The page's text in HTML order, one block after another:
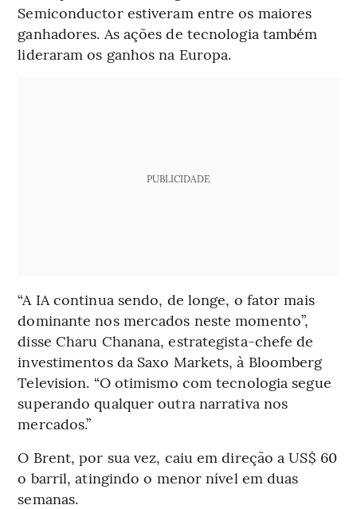
Semiconductor estiveram entre os maiores
ganhadores. As ações de tecnologia também
lideraram os ganhos na Europa.
PUBLICIDADE
“A IA continua sendo, de longe, o fator mais
dominante nos mercados neste momento”,
disse Charu Chanana, estrategista-chefe de
investimentos da Saxo Markets, à Bloomberg
Television. “O otimismo com tecnologia segue
superando qualquer outra narrativa nos
mercados.”
O Brent, por sua vez, caiu em direção a US$ 60
o barril, atingindo o menor nível em duas
semanas.